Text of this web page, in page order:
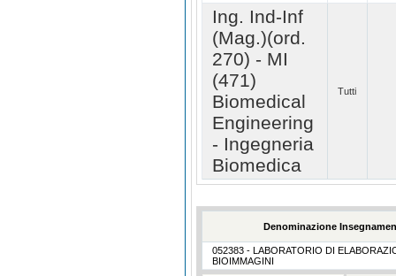
Ing. Ind-Inf
(Mag.)(ord.
270) - MI
(471)
Biomedical
Engineering
- Ingegneria
Biomedica
Tutti
Denominazione
052383 - LABORATORIO DI
BIOIMMAGINI